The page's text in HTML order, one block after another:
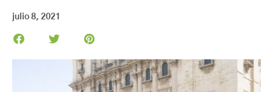
julio 8, 2021